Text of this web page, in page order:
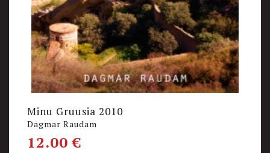
Minu Gruusia 2010
Dagmar Raudam
12.00€